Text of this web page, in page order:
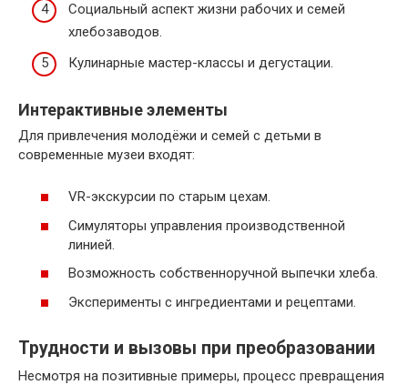
Социальный аспект жизни рабочих и семей
хлебозаводов.
Кулинарные мастер-классы и дегустации.
Интерактивные элементы
Для привлечения молодёжи и семей с детьми в
современные музеи входят:
VR-экскурсии по старым цехам.
Симуляторы управления производственной
линией.
Возможность собственноручной выпечки хлеба.
Эксперименты с ингредиентами и рецептами.
Трудности и вызовы при преобразовании
Несмотря на позитивные примеры, процесс превращения